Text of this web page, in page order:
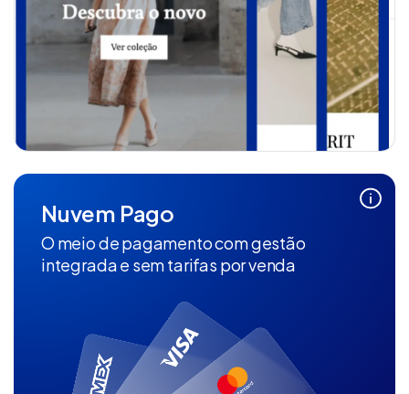
Nuvem Pago
O meio de pagamento com gestão
integrada e sem tarifas por venda